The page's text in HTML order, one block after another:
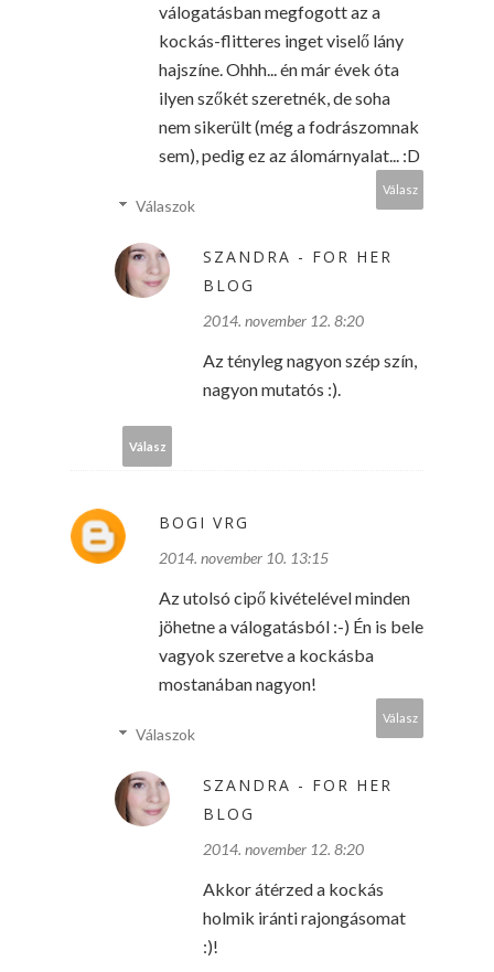
válogatásban megfogott az a
kockás-flitteres inget viselő lány
hajszíne. Ohhh... én már évek óta
ilyen szőkét szeretnék, de soha
nem sikerült (még a fodrászomnak
sem), pedig ez az álomárnyalat... :D
Válasz
Válaszok
SZANDRA - FOR HER
BLOG
2014. november 12. 8:20
Az tényleg nagyon szép szín,
nagyon mutatós :).
Válasz
BOGI VRG
2014. november 10. 13:15
Az utolsó cipő kivételével minden
jöhetne a válogatásból :-) Én is bele
vagyok szeretve a kockásba
mostanában nagyon!
Válasz
Válaszok
SZANDRA - FOR HER
BLOG
2014. november 12. 8:20
Akkor átérzed a kockás
holmik iránti rajongásomat
:)!